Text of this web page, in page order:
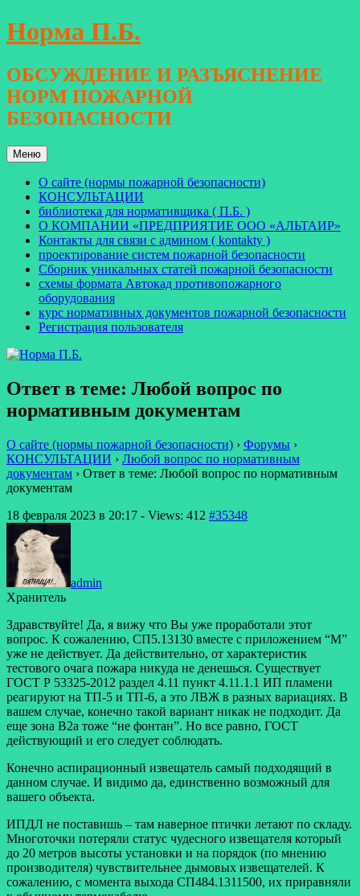
Перейти
к
Норма П.Б.
ОБСУЖДЕНИЕ И РАЗЪЯСНЕНИЕ
НОРМ ПОЖАРНОЙ
БЕЗОПАСНОСТИ
Меню
О сайте (нормы пожарной безопасности)
КОНСУЛЬТАЦИИ
библиотека для нормативщика ( П.Б. )
О КОМПАНИИ «ПРЕДПРИЯТИЕ ООО «АЛЬТАИР»
Контакты для связи с админом ( kontakty )
проектирование систем пожарной безопасности
Сборник уникальных статей пожарной безопасности
схемы формата Автокад противопожарного
оборудования
курс нормативных документов пожарной безопасности
Регистрация пользователя
Ответ в теме: Любой вопрос по
нормативным документам
О сайте (нормы пожарной безопасности) › Форумы ›
КОНСУЛЬТАЦИИ › Любой вопрос по нормативным
документам › Ответ в теме: Любой вопрос по нормативным
документам
18 февраля 2023 в 20:17 - Views: 412 #35348
admin
Хранитель
Здравствуйте! Да, я вижу что Вы уже проработали этот
вопрос. К сожалению, СП5.13130 вместе с приложением “М”
уже не действует. Да действительно, от характеристик
тестового очага пожара никуда не денешься. Существует
ГОСТ Р 53325-2012 раздел 4.11 пункт 4.11.1.1 ИП пламени
реагируют на ТП-5 и ТП-6, а это ЛВЖ в разных вариациях. В
вашем случае, конечно такой вариант никак не подходит. Да
еще зона В2а тоже “не фонтан”. Но все равно, ГОСТ
действующий и его следует соблюдать.
Конечно аспирационный извещатель самый подходящий в
данном случае. И видимо да, единственно возможный для
вашего объекта.
ИПДЛ не поставишь – там наверное птички летают по складу.
Многоточки потеряли статус чудесного извещателя который
до 20 метров высоты установки и на порядок (по мнению
производителя) чувствительнее дымовых извещателей. К
сожалению, с момента выхода СП484.1311500, их приравняли